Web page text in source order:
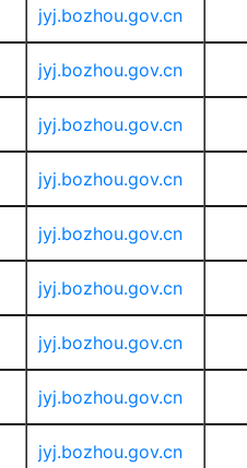
jyj.bozhou.gov.cn
jyj.bozhou.gov.cn
jyj.bozhou.gov.cn
jyj.bozhou.gov.cn
jyj.bozhou.gov.cn
jyj.bozhou.gov.cn
jyj.bozhou.gov.cn
jyj.bozhou.gov.cn
jyj.bozhou.gov.cn